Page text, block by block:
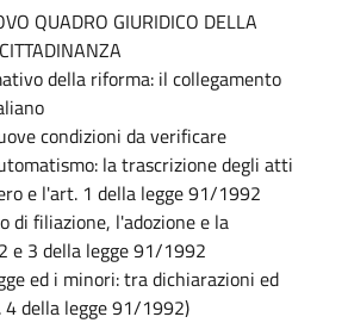
QUADRO GIURIDICO DELLA
della riforma: il collegamento
condizioni da verificare
la trascrizione degli atti
e l'art. 1 della legge 91/1992
di filiazione, l'adozione e la
e 3 della legge 91/1992
ed i minori: tra dichiarazioni ed
della legge 91/1992)